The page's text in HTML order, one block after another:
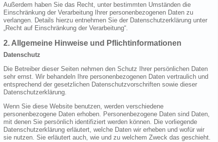
Außerdem haben Sie das Recht, unter bestimmten Umständen die
Einschränkung der Verarbeitung Ihrer personenbezogenen Daten zu
verlangen. Details hierzu entnehmen Sie der Datenschutzerklärung unter
„Recht auf Einschränkung der Verarbeitung“.
2. Allgemeine Hinweise und Pflichtinformationen
Datenschutz
Die Betreiber dieser Seiten nehmen den Schutz Ihrer persönlichen Daten
sehr ernst. Wir behandeln Ihre personenbezogenen Daten vertraulich und
entsprechend der gesetzlichen Datenschutzvorschriften sowie dieser
Datenschutzerklärung.
Wenn Sie diese Website benutzen, werden verschiedene
personenbezogene Daten erhoben. Personenbezogene Daten sind Daten,
mit denen Sie persönlich identifiziert werden können. Die vorliegende
Datenschutzerklärung erläutert, welche Daten wir erheben und wofür wir
sie nutzen. Sie erläutert auch, wie und zu welchem Zweck das geschieht.